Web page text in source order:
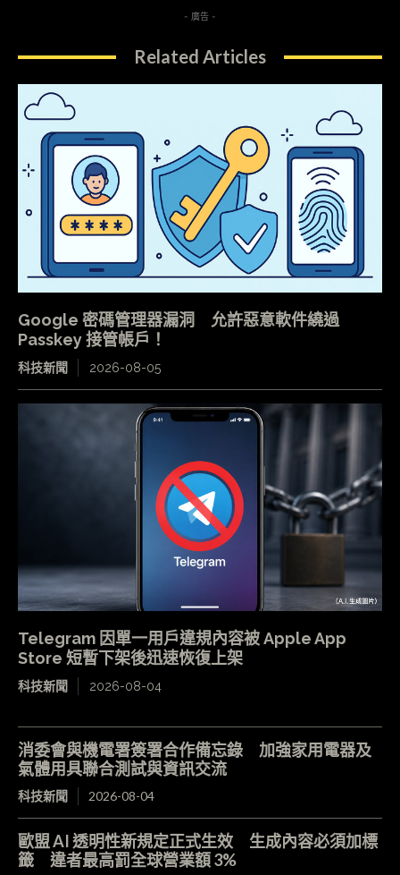
- 廣告 -
Related Articles
Google 密碼管理器漏洞 允許惡意軟件繞過
Passkey 接管帳戶！
科技新聞 2026-08-05
Telegram 因單一用戶違規內容被 Apple App
Store 短暫下架後迅速恢復上架
科技新聞 2026-08-04
消委會與機電署簽署合作備忘錄 加強家用電器及
氣體用具聯合測試與資訊交流
科技新聞 2026-08-04
歐盟 AI 透明性新規定正式生效 生成內容必須加標
籤 違者最高罰全球營業額 3%